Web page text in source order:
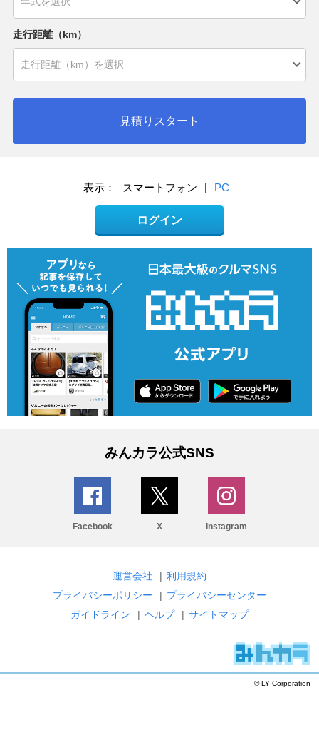
走行距離（km）
見積りスタート
表示： スマートフォン | PC
ログイン
みんカラ公式SNS
Facebook X Instagram
運営会社 | 利用規約
プライバシーポリシー
| プライバシーセンター
ガイドライン
| ヘルプ | サイトマップ
© LY Corporation